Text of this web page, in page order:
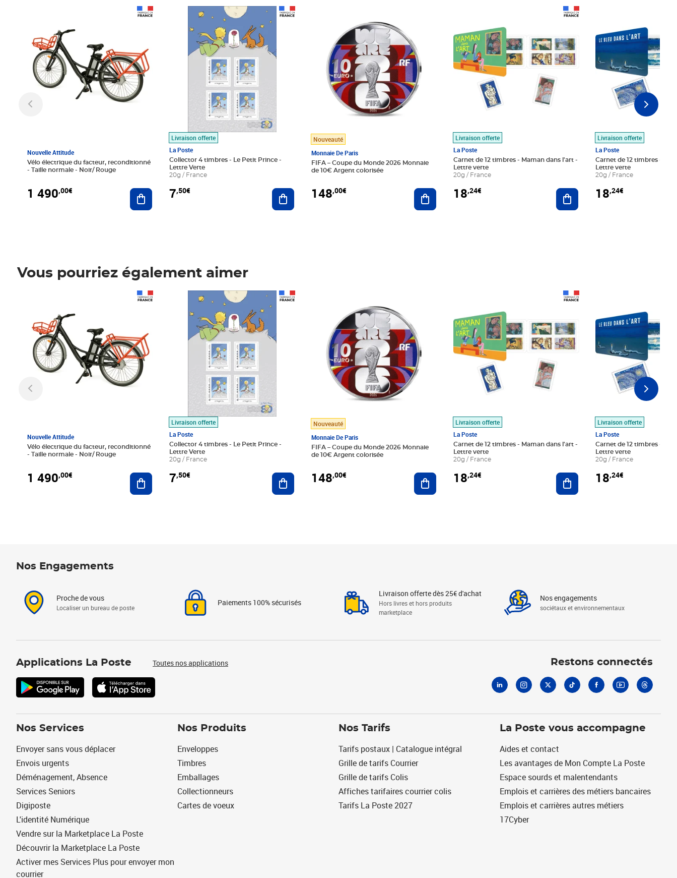
Nouvelle Attitude
Vélo électrique du facteur, reconditionné
- Taille normale - Noir/ Rouge
1 490,00€ Ajouter au panier
Livraison offerte
La Poste
Collector 4 timbres - Le Petit Prince -
Lettre Verte
20g / France
7,50€
Prix 7,50€
Ajouter au panier
Nouveauté
Monnaie De Paris
FIFA – Coupe du Monde 2026 Monnaie
de 10€ Argent colorisée
148,00€ Ajouter au panier
Livraison offerte
La Poste
Carnet de 12 timbres - Maman dans l'art -
Lettre verte
20g / France
18,24€ Ajouter au panier
Livraison offerte
La Poste
Carnet de 12 timbres - Le
Lettre verte
20g / France
18,24€
Vous pourriez également aimer
Nouvelle Attitude
Vélo électrique du facteur, reconditionné
- Taille normale - Noir/ Rouge
1 490,00€ Ajouter au panier
Livraison offerte
La Poste
Collector 4 timbres - Le Petit Prince -
Lettre Verte
20g / France
7,50€
Prix 7,50€
Ajouter au panier
Nouveauté
Monnaie De Paris
FIFA – Coupe du Monde 2026 Monnaie
de 10€ Argent colorisée
148,00€ Ajouter au panier
Livraison offerte
La Poste
Carnet de 12 timbres - Maman dans l'art -
Lettre verte
20g / France
18,24€ Ajouter au panier
Livraison offerte
La Poste
Carnet de 12 timbres - Le
Lettre verte
20g / France
18,24€
Nos Engagements
Proche de vous
Localiser un bureau de poste
Paiements 100% sécurisés
Livraison offerte dès 25€ d'achat
Hors livres et hors produits
marketplace
Nos engagements
sociétaux et environnementaux
Applications La Poste Toutes nos applications Restons connectés
Nos Services
Envoyer sans vous déplacer
Envois urgents
Déménagement, Absence
Services Seniors
Digiposte
L'identité Numérique
Vendre sur la Marketplace La Poste
Découvrir la Marketplace La Poste
Activer mes Services Plus pour envoyer mon
courrier
Nos Produits
Enveloppes
Timbres
Emballages
Collectionneurs
Cartes de voeux
Nos Tarifs
Tarifs postaux | Catalogue intégral
Grille de tarifs Courrier
Grille de tarifs Colis
Affiches tarifaires courrier colis
Tarifs La Poste 2027
La Poste vous accompagne
Aides et contact
Les avantages de Mon Compte La Poste
Espace sourds et malentendants
Emplois et carrières des métiers bancaires
Emplois et carrières autres métiers
17Cyber